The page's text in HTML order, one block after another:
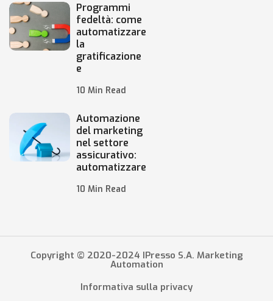
Programmi
fedeltà: come
automatizzare
la
gratificazione
e
10 Min Read
Automazione
del marketing
nel settore
assicurativo:
automatizzare
10 Min Read
Copyright © 2020-2024 IPresso S.A. Marketing
Automation
Informativa sulla privacy